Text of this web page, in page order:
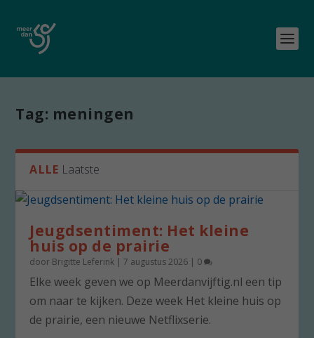
Tag: meningen
ALLE Laatste
Jeugdsentiment: Het kleine
huis op de prairie
door Brigitte Leferink |7 augustus 2026 | 0
Elke week geven we op Meerdanvijftig.nl een tip
om naar te kijken. Deze week Het kleine huis op
de prairie, een nieuwe Netflixserie.